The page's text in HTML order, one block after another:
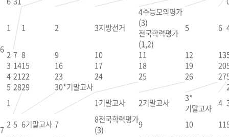
6
1 1 2 3지방선거
4수능모의평가
(3)
전국학력평가
(1,2)
5 6
2 7 8 9 10 11 12 13
3 1415 16 17 18 19 20
4 2122 23 24 25 26 27
5 2829 30*기말고사
7
1 1기말고사 2기말고사 3*
기말고사 4
2 5 6기말고사 7 8전국학력평가
(3)
9 10 11